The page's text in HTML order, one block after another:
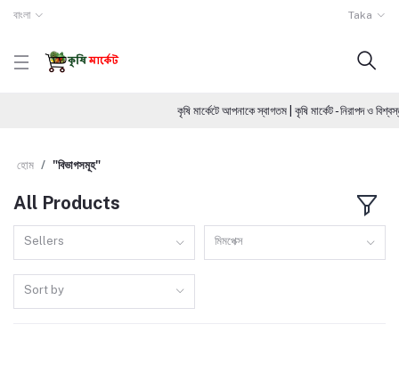
বাংলা Taka
কৃষি মার্কেটে আপনাকে স্বাগতম | কৃষি মার্কেট - নিরাপদ ও
হোম "বিভাগসমূহ"
All Products
Sellers মিমপেক্স
Sort by